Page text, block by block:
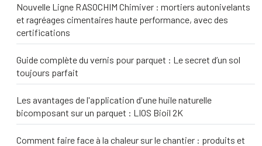
Nouvelle Ligne RASOCHIM Chimiver : mortiers autonivelants
et ragréages cimentaires haute performance, avec des
certifications
Guide complète du vernis pour parquet : Le secret d’un sol
toujours parfait
Les avantages de l'application d'une huile naturelle
bicomposant sur un parquet : LIOS Bioil 2K
Comment faire face à la chaleur sur le chantier : produits et